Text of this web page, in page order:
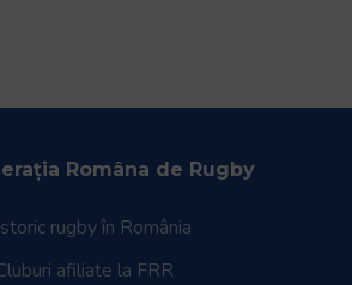
Româna de Rugby
rugby în România
afiliate la FRR